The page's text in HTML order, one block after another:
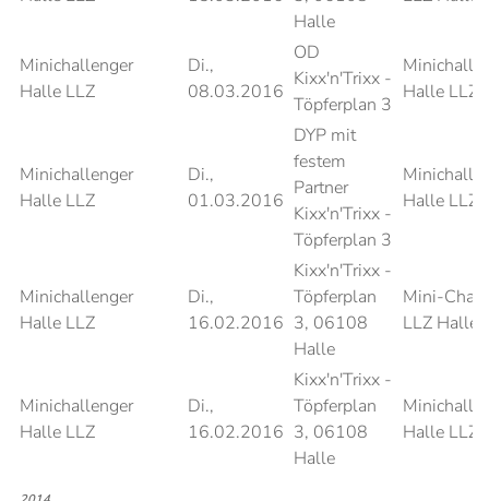
Halle
Minichallenger
Halle LLZ
Di.,
08.03.2016
OD
Kixx'n'Trixx -
Töpferplan 3
Halle LLZ
Minichallenger
Halle LLZ
Di.,
01.03.2016
DYP mit
festem
Partner
Kixx'n'Trixx -
Töpferplan 3
Halle LLZ
Minichallenger
Halle LLZ
Di.,
16.02.2016
Kixx'n'Trixx -
Töpferplan
3, 06108
Halle
Mini-
LLZ Halle
Minichallenger
Halle LLZ
Di.,
16.02.2016
Kixx'n'Trixx -
Töpferplan
3, 06108
Halle
Halle LLZ